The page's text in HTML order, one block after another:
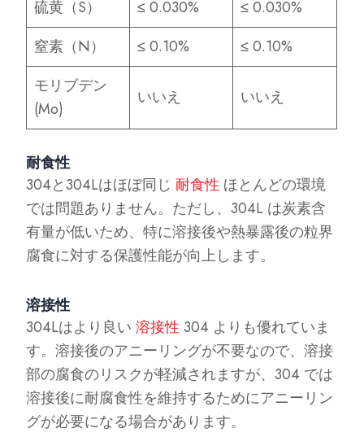
硫黄（S）
≤ 0.030%
≤ 0.030%
窒素（N）
≤ 0.10%
≤ 0.10%
モリブデン
(Mo)
いいえ いいえ
耐食性
304と304Lはほぼ同じ 耐食性 ほとんどの環境
では問題ありません。ただし、304L は炭素含
有量が低いため、特に溶接後や熱暴露後の粒界
腐食に対する保護性能が向上します。
溶接性
304Lはより良い溶接性304 よりも優れていま
す。溶接後のアニーリングが不要なので、溶接
部の腐食のリスクが軽減されますが、304 では
溶接後に耐腐食性を維持するためにアニーリン
グが必要になる場合があります。